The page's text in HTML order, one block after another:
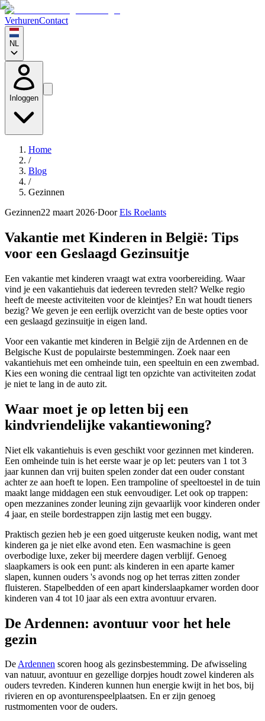
VerhurenContact
NL
Inloggen
Home
/
Blog
/
Gezinnen
Gezinnen22 maart 2026·DoorEls Roelants
Vakantie met Kinderen in België: Tips
voor een Geslaagd Gezinsuitje
Een vakantie met kinderen vraagt wat extra voorbereiding. Waar
vind je een vakantiehuis dat iedereen tevreden stelt? Welke regio
heeft de meeste activiteiten voor de kleintjes? En wat houdt tieners
bezig? We geven je een eerlijk overzicht van de beste opties voor
een geslaagd gezinsuitje in eigen land.
Voor een vakantie met kinderen in België zijn de Ardennen en de
Belgische Kust de populairste bestemmingen. Zoek naar een
vakantiehuis met een omheinde tuin, een speeltuin en een zwembad.
Kies een woning die centraal ligt ten opzichte van activiteiten zodat
je niet te lang in de auto zit.
Waar moet je op letten bij een
kindvriendelijke vakantiewoning?
Niet elk vakantiehuis is even geschikt voor gezinnen met kinderen.
Een omheinde tuin is het eerste waar je op let: peuters van 1 tot 3
jaar kunnen dan vrij buiten spelen zonder dat een ouder constant
achter ze aan hoeft te lopen. Een trampoline of speeltoestel in de tuin
maakt lange middagen een stuk eenvoudiger. Let ook op trappen:
open mezzanines zonder leuning zijn gevaarlijk voor kinderen onder
4 jaar, en steile bordestrappen zijn lastig met een buggy.
Praktisch gezien heb je een goed uitgeruste keuken nodig, want met
kinderen ga je niet elke avond eten. Een wasmachine is geen
overbodige luxe, zeker bij meerdere dagen verblijf. Genoeg
slaapkamers is ook een punt: als kinderen in een aparte kamer
slapen, kunnen ouders 's avonds nog op het terras zitten zonder
fluisteren. Stapelbedden of een apart kinderslaapkamer worden door
kinderen van 4 tot 10 jaar als een extra avontuur ervaren.
De Ardennen: avontuur voor het hele
gezin
DeArdennen scoren hoog als gezinsbestemming. De afwisseling
van natuur, avontuur en gezellige dorpjes houdt zowel kinderen als
ouders tevreden. Kinderen kunnen hun energie kwijt in het bos, bij
rivieren en op avonturenspeelplaatsen. En er zijn genoeg
rustmomenten voor de ouders.